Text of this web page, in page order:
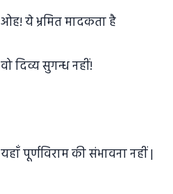
ओह! ये भ्रमित मादकता है
वो दिव्य सुगन्ध नहीं!
यहाँ पूर्णविराम की संभावना नहीं |